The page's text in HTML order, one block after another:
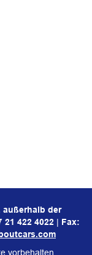
außerhalb der
21 422 4022 | Fax:
vorbehalten.